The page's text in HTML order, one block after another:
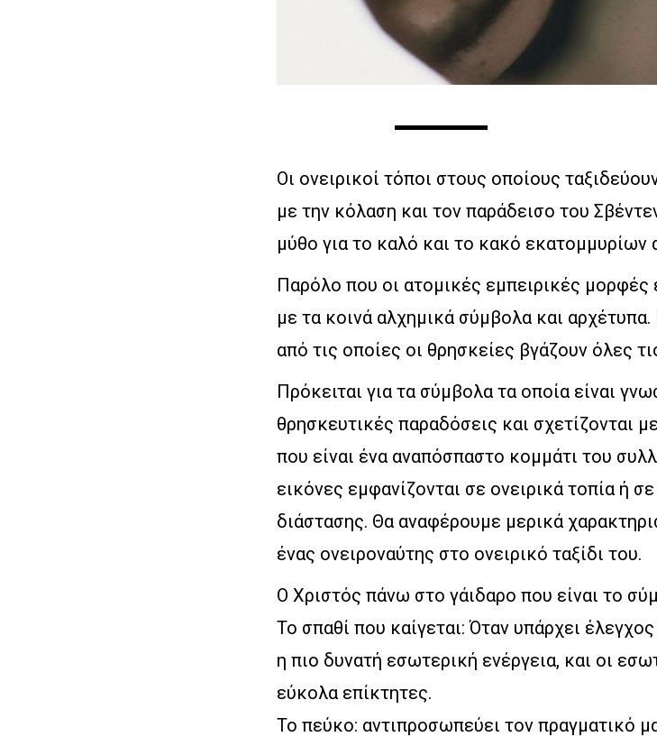
Οι ονειρικοί τόποι στους οποίους
με την κόλαση και τον παράδεισο του
μύθο για το καλό και το κακό
Παρόλο που οι ατομικές εμπειρικές μορφές
με τα κοινά αλχημικά σύμβολα και
από τις οποίες οι θρησκείες βγάζουν όλες
Πρόκειται για τα σύμβολα τα οποία είναι
θρησκευτικές παραδόσεις και σχετίζονται
που είναι ένα αναπόσπαστο κομμάτι του
εικόνες εμφανίζονται σε ονειρικά τοπία ή
διάστασης. Θα αναφέρουμε μερικά
ένας ονειροναύτης στο ονειρικό ταξίδι του.
Ο Χριστός πάνω στο γάιδαρο που είναι το
Το σπαθί που καίγεται: Όταν υπάρχει
η πιο δυνατή εσωτερική ενέργεια, και οι
εύκολα επίκτητες.
Το πεύκο: αντιπροσωπεύει τον πραγματικό